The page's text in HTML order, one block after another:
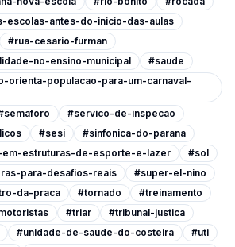
escolas-antes-do-inicio-das-aulas
#rua-cesario-furman
no-ensino-municipal
#saude
orienta-populacao-para-um-carnaval-
#servico-de-inspecao
#sesi
#sinfonica-do-parana
estruturas-de-esporte-e-lazer
#sol
para-desafios-reais
#super-el-nino
da-praca #tornado
#treinamento
#triar
#tribunal-justica
#unidade-de-saude-do-costeira
#uti